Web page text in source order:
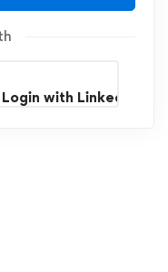
Login with Linkedin